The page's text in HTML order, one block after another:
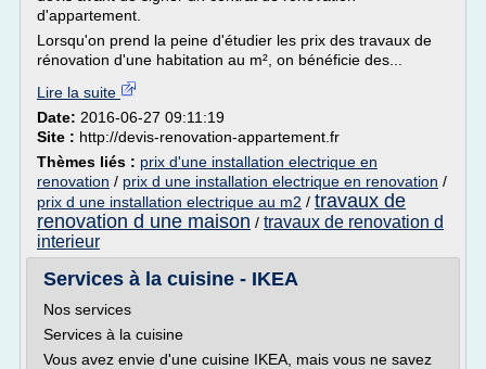
d'appartement.
Lorsqu'on prend la peine d'étudier les prix des travaux de
rénovation d'une habitation au m², on bénéficie des...
Lire la suite
Date: 2016-06-27 09:11:19
Site : http://devis-renovation-appartement.fr
Thèmes liés : prix d'une installation electrique en
renovation / prix d une installation electrique en renovation /
prix d une installation electrique au m2 / travaux de
renovation d une maison / travaux de renovation d
interieur
Services à la cuisine - IKEA
Nos services
Services à la cuisine
Vous avez envie d'une cuisine IKEA, mais vous ne savez